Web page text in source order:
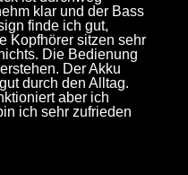
klar und der Bass
finde ich gut,
Kopfhörer sitzen sehr
Die Bedienung
Der Akku
durch den Alltag.
aber ich
ich sehr zufrieden